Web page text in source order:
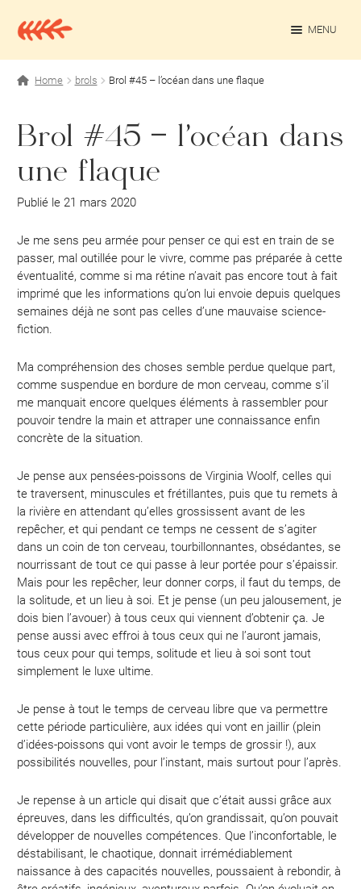
à
au
MENU
Projets personnels
Home brols Brol #45 – l’océan dans une flaque
Brol #45 – l’océan dans
une flaque
Publié le 21 mars 2020
Je me sens peu armée pour penser ce qui est en train de se
passer, mal outillée pour le vivre, comme pas préparée à cette
éventualité, comme si ma rétine n’avait pas encore tout à fait
imprimé que les informations qu’on lui envoie depuis quelques
semaines déjà ne sont pas celles d’une mauvaise science-
fiction.
Ma compréhension des choses semble perdue quelque part,
comme suspendue en bordure de mon cerveau, comme s’il
me manquait encore quelques éléments à rassembler pour
pouvoir tendre la main et attraper une connaissance enfin
concrète de la situation.
Je pense aux pensées-poissons de Virginia Woolf, celles qui
te traversent, minuscules et frétillantes, puis que tu remets à
la rivière en attendant qu’elles grossissent avant de les
repêcher, et qui pendant ce temps ne cessent de s’agiter
dans un coin de ton cerveau, tourbillonnantes, obsédantes, se
nourrissant de tout ce qui passe à leur portée pour s’épaissir.
Mais pour les repêcher, leur donner corps, il faut du temps, de
la solitude, et un lieu à soi. Et je pense (un peu jalousement, je
dois bien l’avouer) à tous ceux qui viennent d’obtenir ça. Je
pense aussi avec effroi à tous ceux qui ne l’auront jamais,
tous ceux pour qui temps, solitude et lieu à soi sont tout
simplement le luxe ultime.
Je pense à tout le temps de cerveau libre que va permettre
cette période particulière, aux idées qui vont en jaillir (plein
d’idées-poissons qui vont avoir le temps de grossir !), aux
possibilités nouvelles, pour l’instant, mais surtout pour l’après.
Je repense à un article qui disait que c’était aussi grâce aux
épreuves, dans les difficultés, qu’on grandissait, qu’on pouvait
développer de nouvelles compétences. Que l’inconfortable, le
déstabilisant, le chaotique, donnait irrémédiablement
naissance à des capacités nouvelles, poussaient à rebondir, à